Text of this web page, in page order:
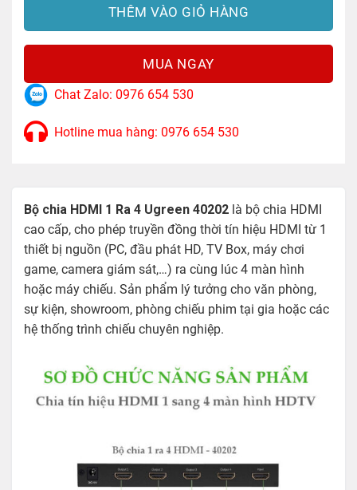
THÊM VÀO GIỎ HÀNG
MUA NGAY
Chat Zalo: 0976 654 530
Hotline mua hàng: 0976 654 530
Bộ chia HDMI 1 Ra 4 Ugreen 40202 là bộ chia HDMI
cao cấp, cho phép truyền đồng thời tín hiệu HDMI từ 1
thiết bị nguồn (PC, đầu phát HD, TV Box, máy chơi
game, camera giám sát,…) ra cùng lúc 4 màn hình
hoặc máy chiếu. Sản phẩm lý tưởng cho văn phòng,
sự kiện, showroom, phòng chiếu phim tại gia hoặc các
hệ thống trình chiếu chuyên nghiệp.